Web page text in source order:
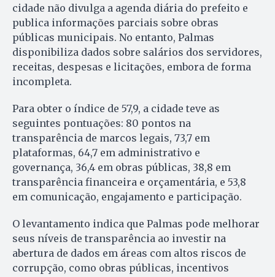
cidade não divulga a agenda diária do prefeito e
publica informações parciais sobre obras
públicas municipais. No entanto, Palmas
disponibiliza dados sobre salários dos servidores,
receitas, despesas e licitações, embora de forma
incompleta.
Para obter o índice de 57,9, a cidade teve as
seguintes pontuações: 80 pontos na
transparência de marcos legais, 73,7 em
plataformas, 64,7 em administrativo e
governança, 36,4 em obras públicas, 38,8 em
transparência financeira e orçamentária, e 53,8
em comunicação, engajamento e participação.
O levantamento indica que Palmas pode melhorar
seus níveis de transparência ao investir na
abertura de dados em áreas com altos riscos de
corrupção, como obras públicas, incentivos